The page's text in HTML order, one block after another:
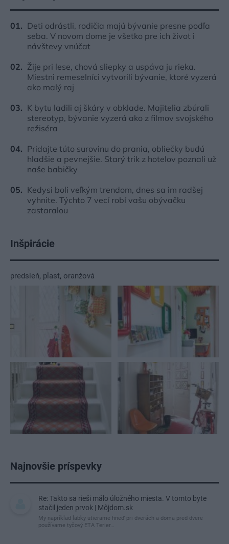
Deti odrástli, rodičia majú bývanie presne podľa
seba. V novom dome je všetko pre ich život i
návštevy vnúčat
Žije pri lese, chová sliepky a uspáva ju rieka.
Miestni remeselníci vytvorili bývanie, ktoré vyzerá
ako malý raj
K bytu ladili aj škáry v obklade. Majitelia zbúrali
stereotyp, bývanie vyzerá ako z filmov svojského
režiséra
Pridajte túto surovinu do prania, obliečky budú
hladšie a pevnejšie. Starý trik z hotelov poznali už
naše babičky
Kedysi boli veľkým trendom, dnes sa im radšej
vyhnite. Týchto 7 vecí robí vašu obývačku
zastaralou
Inšpirácie
predsieň, plast, oranžová
Najnovšie príspevky
Re: Takto sa rieši málo úložného miesta. V tomto byte
stačil jeden prvok | Môjdom.sk
My napríklad labky utierame hneď pri dverách a doma pred dvere
používame tyčový ETA Terier…